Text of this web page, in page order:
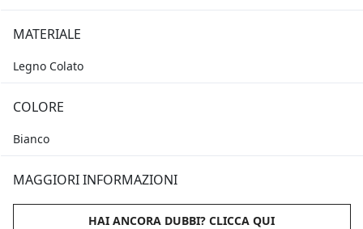
MATERIALE
Legno Colato
COLORE
Bianco
MAGGIORI INFORMAZIONI
HAI ANCORA DUBBI? CLICCA QUI